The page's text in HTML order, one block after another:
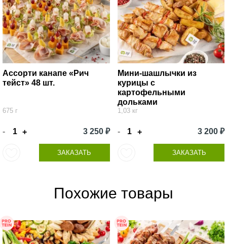
Ассорти канапе «Рич
тейст» 48 шт.
675 г
- + 3 250 ₽
ЗАКАЗАТЬ
Мини-шашлычки из
курицы с
картофельными
дольками
1,03 кг
- + 3 200 ₽
ЗАКАЗАТЬ
Похожие товары